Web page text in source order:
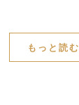
もっと読む